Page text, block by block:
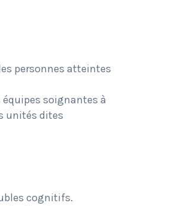
personnes atteintes
soignantes à
unités dites
cognitifs.